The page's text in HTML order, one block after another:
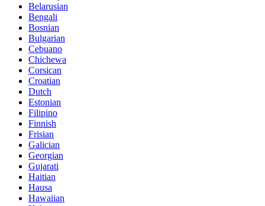
Belarusian
Bengali
Bosnian
Bulgarian
Cebuano
Chichewa
Corsican
Croatian
Dutch
Estonian
Filipino
Finnish
Frisian
Galician
Georgian
Gujarati
Haitian
Hausa
Hawaiian